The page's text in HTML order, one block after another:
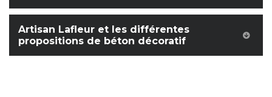
Artisan Lafleur et les différentes
propositions de béton décoratif